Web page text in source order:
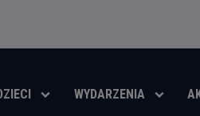
WYDARZENIA